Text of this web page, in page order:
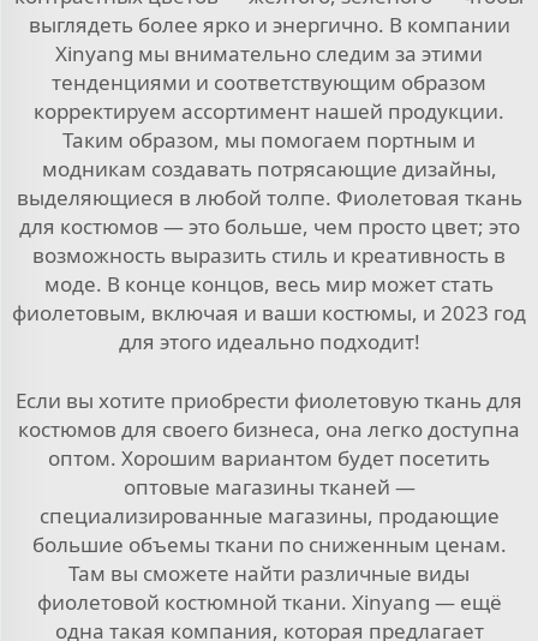
выглядеть более ярко и энергично. В компании
Xinyang мы внимательно следим за этими
тенденциями и соответствующим образом
корректируем ассортимент нашей продукции.
Таким образом, мы помогаем портным и
модникам создавать потрясающие дизайны,
выделяющиеся в любой толпе. Фиолетовая ткань
для костюмов — это больше, чем просто цвет; это
возможность выразить стиль и креативность в
моде. В конце концов, весь мир может стать
фиолетовым, включая и ваши костюмы, и 2023 год
для этого идеально подходит!
Если вы хотите приобрести фиолетовую ткань для
костюмов для своего бизнеса, она легко доступна
оптом. Хорошим вариантом будет посетить
оптовые магазины тканей —
специализированные магазины, продающие
большие объемы ткани по сниженным ценам.
Там вы сможете найти различные виды
фиолетовой костюмной ткани. Xinyang — ещё
одна такая компания, которая предлагает